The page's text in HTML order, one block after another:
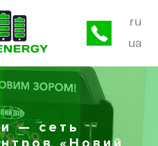
ru
ua
— сеть